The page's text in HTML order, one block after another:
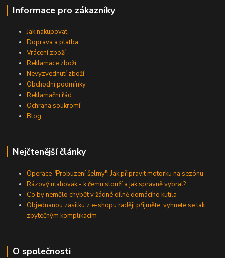
Informace pro zákazníky
Jak nakupovat
Doprava a platba
Vrácení zboží
Reklamace zboží
Nevyzvednutí zboží
Obchodní podmínky
Reklamační řád
Ochrana soukromí
Blog
Nejčtenější články
Operace "Probuzení šelmy": Jak připravit motorku na sezónu
Rázový utahovák - k čemu slouží a jak správně vybrat?
Co by nemělo chybět v žádné dílně domácího kutila
Objednanou zásilku z e-shopu raději přijměte, vyhnete se tak
zbytečným komplikacím
O společnosti